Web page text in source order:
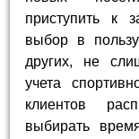
приступить к
выбор в
других, не
учета
клиентов
выбирать